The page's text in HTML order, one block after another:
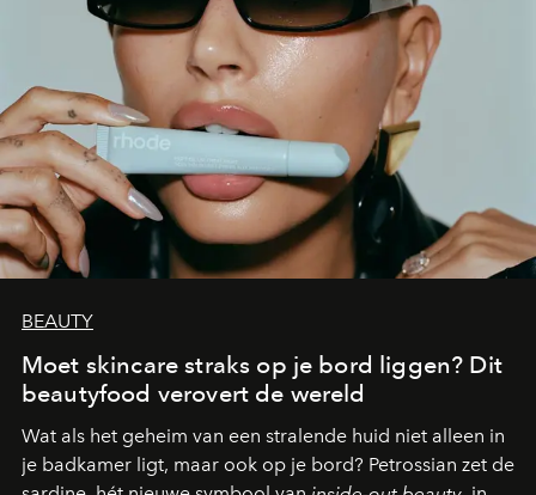
BEAUTY
Moet skincare straks op je bord liggen? Dit
beautyfood verovert de wereld
Wat als het geheim van een stralende huid niet alleen in
je badkamer ligt, maar ook op je bord? Petrossian zet de